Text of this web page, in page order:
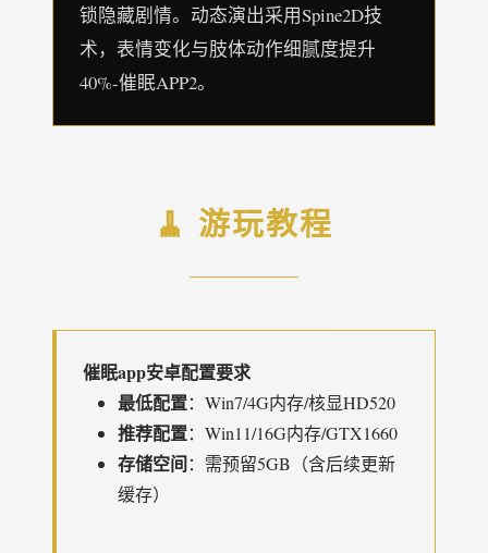
锁隐藏剧情。动态演出采用Spine2D技
术，表情变化与肢体动作细腻度提升
40%-催眠APP2。
🧹 游玩教程
催眠app安卓配置要求
​最低配置​​：Win7/4G内存/核显HD520
​推荐配置​​：Win11/16G内存/GTX1660
​存储空间​​：需预留5GB（含后续更新
缓存）